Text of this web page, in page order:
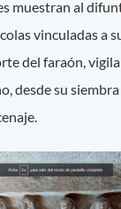
muestran al
vinculadas a
del faraón,
desde su